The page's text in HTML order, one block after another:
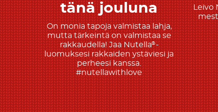
tänä jouluna
On monia tapoja valmistaa lahja,
mutta tärkeintä on valmistaa se
rakkaudella! Jaa Nutella®-
luomuksesi rakkaiden ystäviesi ja
perheesi kanssa.
#nutellawithlove
Leivo